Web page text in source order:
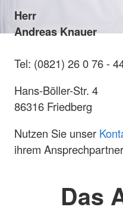
Herr
Andreas Knauer
Tel: (0821) 26 0 76 -
Hans-Böller-Str. 4
86316 Friedberg
Nutzen Sie unser
ihrem
Das